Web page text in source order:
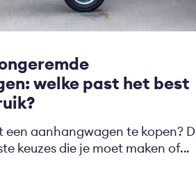
welke past het best
een aanhangwagen te kopen?
keuzes die je moet maken of...